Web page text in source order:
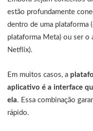
estão profundamente
dentro de uma plataforma
plataforma Meta) ou ser o
Netflix).
Em muitos casos, a
aplicativo é a interface
ela. Essa combinação
rápido.